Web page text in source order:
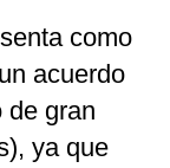
como
acuerdo
de gran
ya que